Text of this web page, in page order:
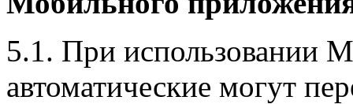
5.1. При использовании
автоматические могут